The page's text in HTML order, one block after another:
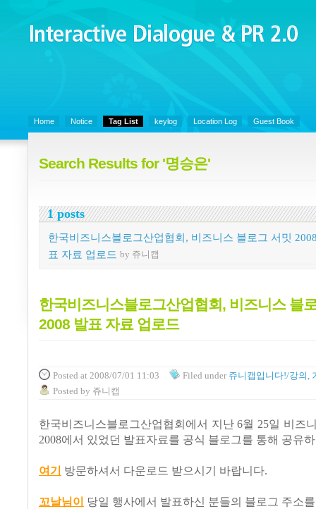
Interactive Dialogue &
PR 2.0
Home Notice Tag List keylog Location Log Guest Book
Search Results for '명승은'
1 posts
한국비즈니스블로그산업협회, 비즈니스 블로그 서밋
표 자료 업로드 by 쥬니캡
한국비즈니스블로그산업협회, 비즈니스 블
2008 발표 자료 업로드
Posted at 2008/07/01 11:03 Filed under 쥬니캡입니다!/강의,
Posted by 쥬니캡
한국비즈니스블로그산업협회에서 지난 6월 25일 비즈
2008에서 있었던 발표자료를 공식 블로그를 통해 공유
여기 방문하셔서 다운로드 받으시기 바랍니다.
꼬날님이
당일 행사에서 발표하신 분들의 블로그 주소